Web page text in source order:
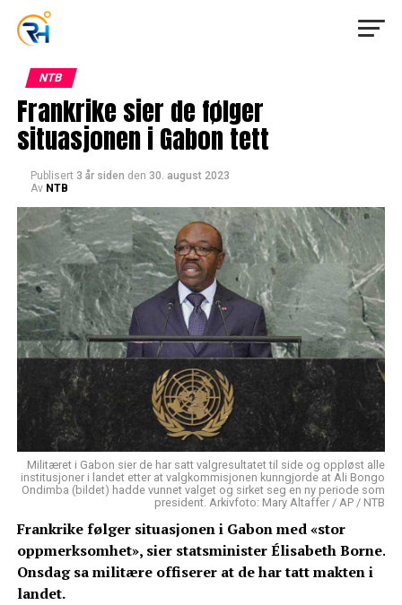
NTB
Frankrike sier de følger
situasjonen i Gabon tett
Publisert 3 år siden den 30. august 2023
Av NTB
Militæret i Gabon sier de har satt valgresultatet til side og oppløst alle
institusjoner i landet etter at valgkommisjonen kunngjorde at Ali Bongo
Ondimba (bildet) hadde vunnet valget og sirket seg en ny periode som
president. Arkivfoto: Mary Altaffer / AP / NTB
Frankrike følger situasjonen i Gabon med «stor
oppmerksomhet», sier statsminister Élisabeth Borne.
Onsdag sa militære offiserer at de har tatt makten i
landet.